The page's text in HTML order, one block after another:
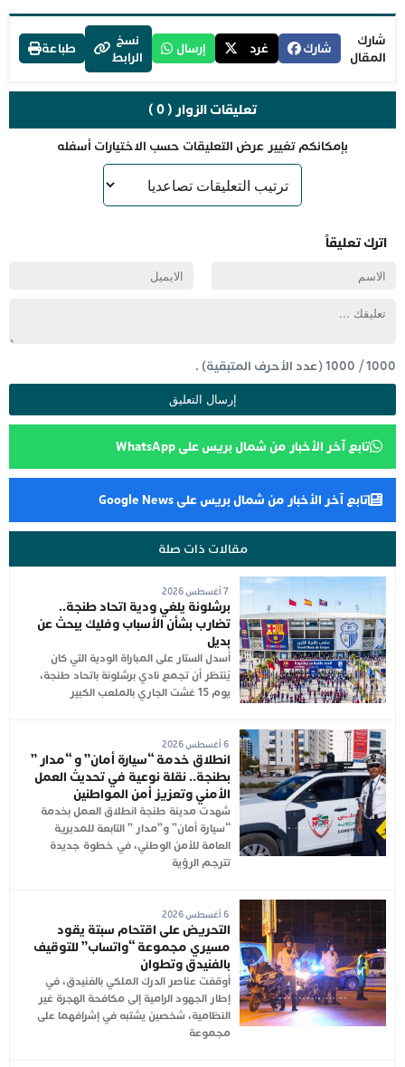
شارك
المقال
شارك غرد إرسال
نسخ
الرابط
طباعة
تعليقات الزوار ( 0 )
بإمكانكم تغيير عرض التعليقات حسب الاختيارات أسفله
اترك تعليقاً
1000
/
1000(عدد الأحرف المتبقية) .
تابع آخر الأخبار من شمال بريس على WhatsApp
تابع آخر الأخبار من شمال بريس على Google News
مقالات ذات صلة
7 أغسطس 2026
برشلونة يلغي ودية اتحاد طنجة..
تضارب بشأن الأسباب وفليك يبحث عن
بديل
أُسدل الستار على المباراة الودية التي كان
يُنتظر أن تجمع نادي برشلونة باتحاد طنجة،
يوم 15 غشت الجاري بالملعب الكبير
6 أغسطس 2026
انطلاق خدمة “سيارة أمان” و “مدار ”
بطنجة.. نقلة نوعية في تحديث العمل
الأمني وتعزيز أمن المواطنين
شهدت مدينة طنجة انطلاق العمل بخدمة
“سيارة أمان” و”مدار ” التابعة للمديرية
العامة للأمن الوطني، في خطوة جديدة
تترجم الرؤية
6 أغسطس 2026
التحريض على اقتحام سبتة يقود
مسيري مجموعة “واتساب” للتوقيف
بالفنيدق وتطوان
أوقفت عناصر الدرك الملكي بالفنيدق، في
إطار الجهود الرامية إلى مكافحة الهجرة غير
النظامية، شخصين يشتبه في إشرافهما على
مجموعة